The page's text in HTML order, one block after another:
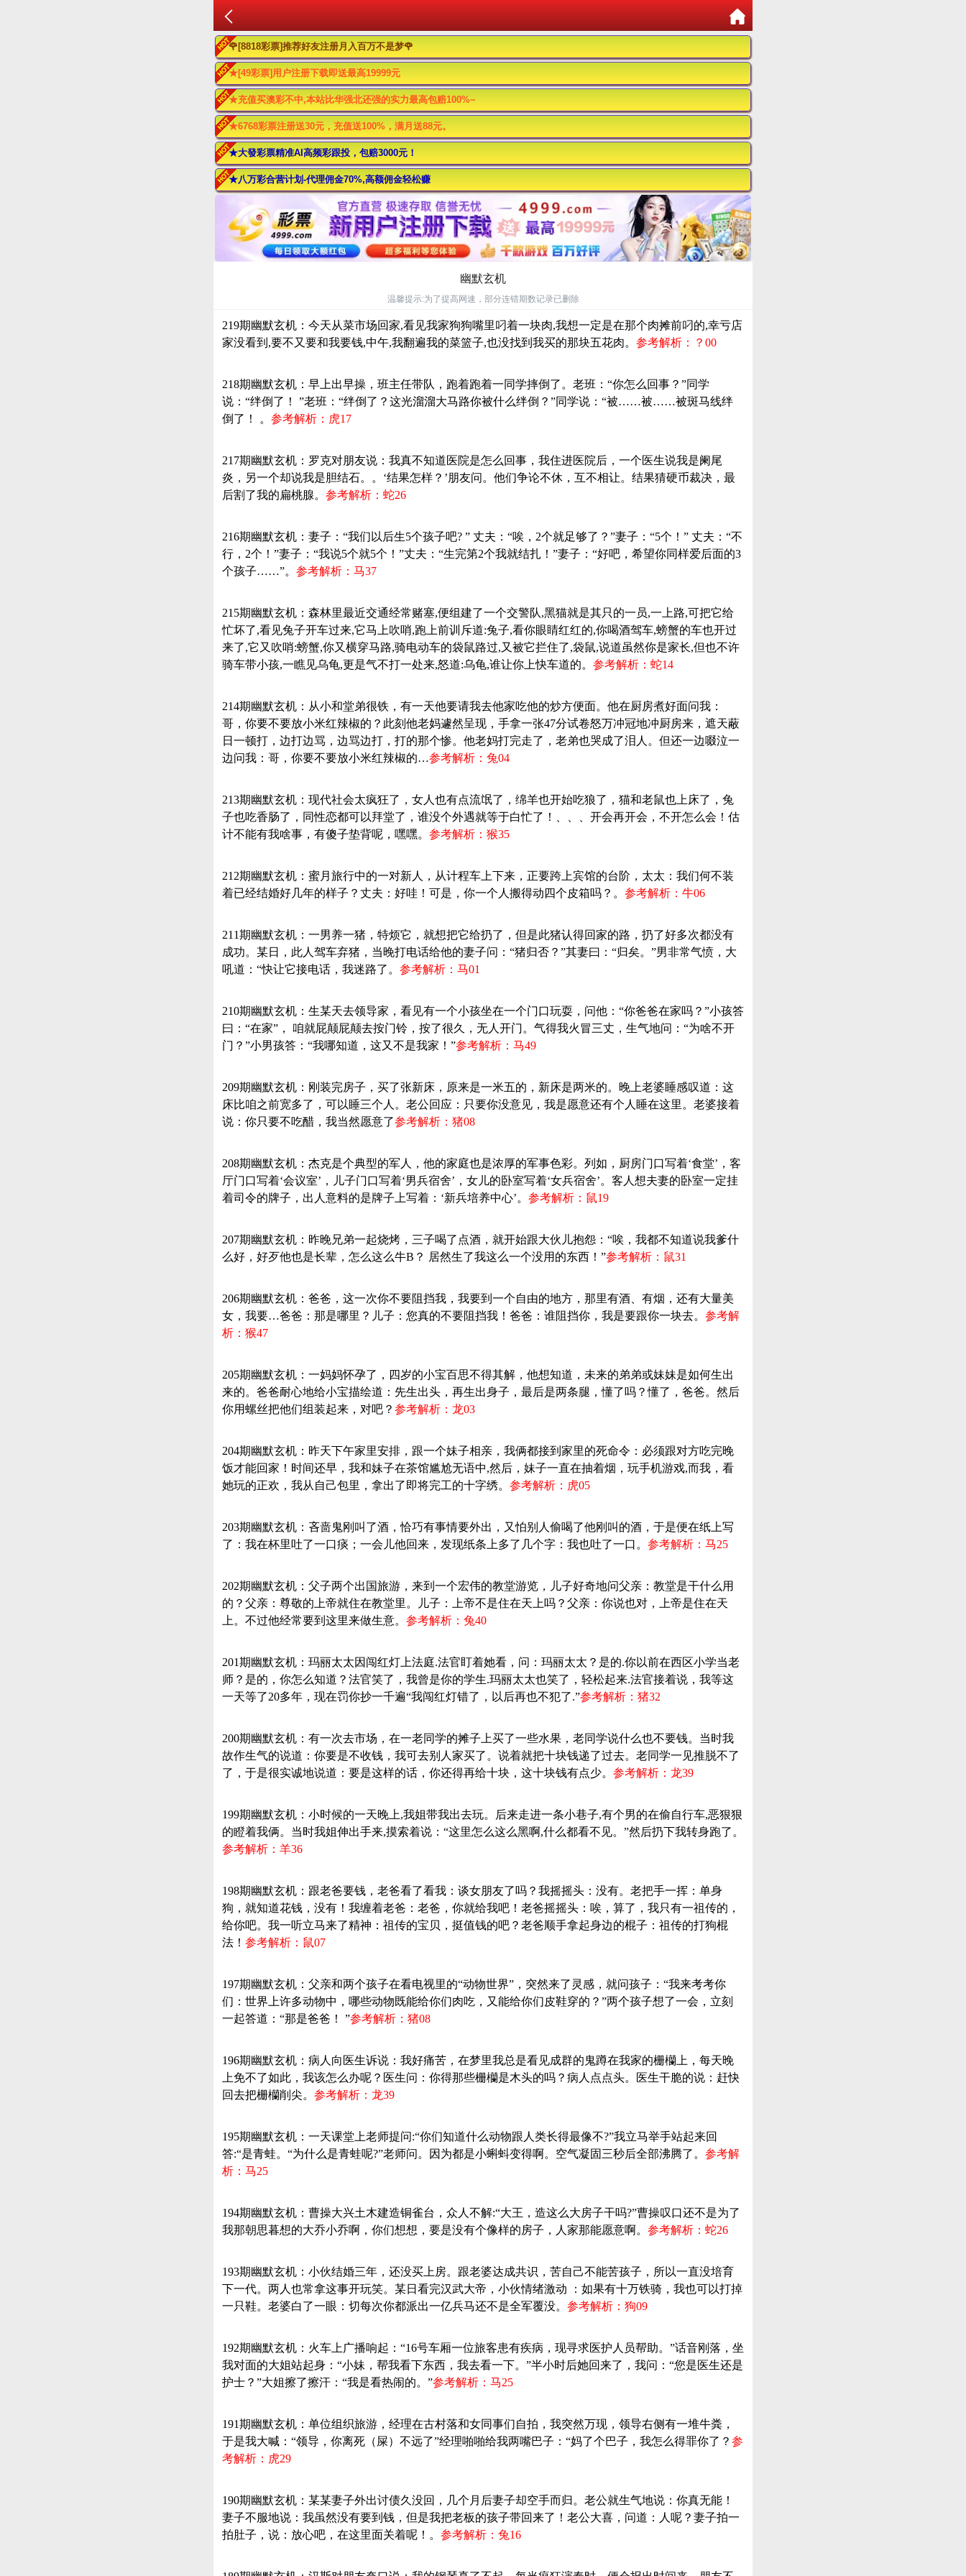
🌹[8818彩票]推荐好友注册月入百万不是梦🌹
★[49彩票]用户注册下载即送最高19999元
★充值买澳彩不中,本站比华强北还强的实力最高包赔100%~
★6768彩票注册送30元，充值送100%，满月送88元。
★大發彩票精准AI高频彩跟投，包赔3000元！
★八万彩合营计划-代理佣金70%,高额佣金轻松赚
幽默玄机
温馨提示:为了提高网速，部分连错期数记录已删除
219期幽默玄机：今天从菜市场回家,看见我家狗狗嘴里叼着一块肉,我想一定是在那个肉摊前叼的,幸亏店
家没看到,要不又要和我要钱,中午,我翻遍我的菜篮子,也没找到我买的那块五花肉。 参考解析：？00
218期幽默玄机：早上出早操，班主任带队，跑着跑着一同学摔倒了。老班：“你怎么回事？”同学
说：“绊倒了！ ”老班：“绊倒了？这光溜溜大马路你被什么绊倒？”同学说：“被……被……被斑马线绊
倒了！ 。 参考解析：虎17
217期幽默玄机：罗克对朋友说：我真不知道医院是怎么回事，我住进医院后，一个医生说我是阑尾
炎，另一个却说我是胆结石。。‘结果怎样？’朋友问。他们争论不休，互不相让。结果猜硬币裁决，最
后割了我的扁桃腺。 参考解析：蛇26
216期幽默玄机：妻子：“我们以后生5个孩子吧? ” 丈夫：“唉，2个就足够了？”妻子：“5个！” 丈夫：“不
行，2个！”妻子：“我说5个就5个！”丈夫：“生完第2个我就结扎！”妻子：“好吧，希望你同样爱后面的3
个孩子……”。 参考解析：马37
215期幽默玄机：森林里最近交通经常赌塞,便组建了一个交警队,黑猫就是其只的一员,一上路,可把它给
忙坏了,看见兔子开车过来,它马上吹哨,跑上前训斥道:兔子,看你眼睛红红的,你喝酒驾车,螃蟹的车也开过
来了,它又吹哨:螃蟹,你又横穿马路,骑电动车的袋鼠路过,又被它拦住了,袋鼠,说道虽然你是家长,但也不许
骑车带小孩,一瞧见乌龟,更是气不打一处来,怒道:乌龟,谁让你上快车道的。 参考解析：蛇14
214期幽默玄机：从小和堂弟很铁，有一天他要请我去他家吃他的炒方便面。他在厨房煮好面问我：
哥，你要不要放小米红辣椒的？此刻他老妈遽然呈现，手拿一张47分试卷怒万冲冠地冲厨房来，遮天蔽
日一顿打，边打边骂，边骂边打，打的那个惨。他老妈打完走了，老弟也哭成了泪人。但还一边啜泣一
边问我：哥，你要不要放小米红辣椒的…参考解析：兔04
213期幽默玄机：现代社会太疯狂了，女人也有点流氓了，绵羊也开始吃狼了，猫和老鼠也上床了，兔
子也吃香肠了，同性恋都可以拜堂了，谁没个外遇就等于白忙了！、、、开会再开会，不开怎么会！估
计不能有我啥事，有傻子垫背呢，嘿嘿。 参考解析：猴35
212期幽默玄机：蜜月旅行中的一对新人，从计程车上下来，正要跨上宾馆的台阶，太太：我们何不装
着已经结婚好几年的样子？丈夫：好哇！可是，你一个人搬得动四个皮箱吗？。 参考解析：牛06
211期幽默玄机：一男养一猪，特烦它，就想把它给扔了，但是此猪认得回家的路，扔了好多次都没有
成功。某日，此人驾车弃猪，当晚打电话给他的妻子问：“猪归否？”其妻曰：“归矣。”男非常气愤，大
吼道：“快让它接电话，我迷路了。 参考解析：马01
210期幽默玄机：生某天去领导家，看见有一个小孩坐在一个门口玩耍，问他：“你爸爸在家吗？”小孩答
曰：“在家”， 咱就屁颠屁颠去按门铃，按了很久，无人开门。气得我火冒三丈，生气地问：“为啥不开
门？”小男孩答：“我哪知道，这又不是我家！”参考解析：马49
209期幽默玄机：刚装完房子，买了张新床，原来是一米五的，新床是两米的。晚上老婆睡感叹道：这
床比咱之前宽多了，可以睡三个人。老公回应：只要你没意见，我是愿意还有个人睡在这里。老婆接着
说：你只要不吃醋，我当然愿意了参考解析：猪08
208期幽默玄机：杰克是个典型的军人，他的家庭也是浓厚的军事色彩。列如，厨房门口写着‘食堂’，客
厅门口写着‘会议室’，儿子门口写着‘男兵宿舍’，女儿的卧室写着‘女兵宿舍’。客人想夫妻的卧室一定挂
着司令的牌子，出人意料的是牌子上写着：‘新兵培养中心’。 参考解析：鼠19
207期幽默玄机：昨晚兄弟一起烧烤，三子喝了点酒，就开始跟大伙儿抱怨：“唉，我都不知道说我爹什
么好，好歹他也是长辈，怎么这么牛B？ 居然生了我这么一个没用的东西！”参考解析：鼠31
206期幽默玄机：爸爸，这一次你不要阻挡我，我要到一个自由的地方，那里有酒、有烟，还有大量美
女，我要…爸爸：那是哪里？儿子：您真的不要阻挡我！爸爸：谁阻挡你，我是要跟你一块去。 参考解
析：猴47
205期幽默玄机：一妈妈怀孕了，四岁的小宝百思不得其解，他想知道，未来的弟弟或妹妹是如何生出
来的。爸爸耐心地给小宝描绘道：先生出头，再生出身子，最后是两条腿，懂了吗？懂了，爸爸。然后
你用螺丝把他们组装起来，对吧？ 参考解析：龙03
204期幽默玄机：昨天下午家里安排，跟一个妹子相亲，我俩都接到家里的死命令：必须跟对方吃完晚
饭才能回家！时间还早，我和妹子在茶馆尴尬无语中,然后，妹子一直在抽着烟，玩手机游戏,而我，看
她玩的正欢，我从自己包里，拿出了即将完工的十字绣。 参考解析：虎05
203期幽默玄机：吝啬鬼刚叫了酒，恰巧有事情要外出，又怕别人偷喝了他刚叫的酒，于是便在纸上写
了：我在杯里吐了一口痰；一会儿他回来，发现纸条上多了几个字：我也吐了一口。 参考解析：马25
202期幽默玄机：父子两个出国旅游，来到一个宏伟的教堂游览，儿子好奇地问父亲：教堂是干什么用
的？父亲：尊敬的上帝就住在教堂里。儿子：上帝不是住在天上吗？父亲：你说也对，上帝是住在天
上。不过他经常要到这里来做生意。 参考解析：兔40
201期幽默玄机：玛丽太太因闯红灯上法庭.法官盯着她看，问：玛丽太太？是的.你以前在西区小学当老
师？是的，你怎么知道？法官笑了，我曾是你的学生.玛丽太太也笑了，轻松起来.法官接着说，我等这
一天等了20多年，现在罚你抄一千遍“我闯红灯错了，以后再也不犯了.”参考解析：猪32
200期幽默玄机：有一次去市场，在一老同学的摊子上买了一些水果，老同学说什么也不要钱。当时我
故作生气的说道：你要是不收钱，我可去别人家买了。说着就把十块钱递了过去。老同学一见推脱不了
了，于是很实诚地说道：要是这样的话，你还得再给十块，这十块钱有点少。 参考解析：龙39
199期幽默玄机：小时候的一天晚上,我姐带我出去玩。后来走进一条小巷子,有个男的在偷自行车,恶狠狠
的瞪着我俩。当时我姐伸出手来,摸索着说：“这里怎么这么黑啊,什么都看不见。”然后扔下我转身跑了。
参考解析：羊36
198期幽默玄机：跟老爸要钱，老爸看了看我：谈女朋友了吗？我摇摇头：没有。老把手一挥：单身
狗，就知道花钱，没有！我缠着老爸：老爸，你就给我吧！老爸摇摇头：唉，算了，我只有一祖传的，
给你吧。我一听立马来了精神：祖传的宝贝，挺值钱的吧？老爸顺手拿起身边的棍子：祖传的打狗棍
法！ 参考解析：鼠07
197期幽默玄机：父亲和两个孩子在看电视里的“动物世界”，突然来了灵感，就问孩子：“我来考考你
们：世界上许多动物中，哪些动物既能给你们肉吃，又能给你们皮鞋穿的？”两个孩子想了一会，立刻
一起答道：“那是爸爸！ ”参考解析：猪08
196期幽默玄机：病人向医生诉说：我好痛苦，在梦里我总是看见成群的鬼蹲在我家的栅欗上，每天晚
上免不了如此，我该怎么办呢？医生问：你得那些栅欗是木头的吗？病人点点头。医生干脆的说：赶快
回去把栅欗削尖。 参考解析：龙39
195期幽默玄机：一天课堂上老师提问:“你们知道什么动物跟人类长得最像不?”我立马举手站起来回
答:“是青蛙。“为什么是青蛙呢?”老师问。因为都是小蝌蚪变得啊。空气凝固三秒后全部沸腾了。 参考解
析：马25
194期幽默玄机：曹操大兴土木建造铜雀台，众人不解:“大王，造这么大房子干吗?”曹操叹口还不是为了
我那朝思暮想的大乔小乔啊，你们想想，要是没有个像样的房子，人家那能愿意啊。 参考解析：蛇26
193期幽默玄机：小伙结婚三年，还没买上房。跟老婆达成共识，苦自己不能苦孩子，所以一直没培育
下一代。两人也常拿这事开玩笑。某日看完汉武大帝，小伙情绪激动 ：如果有十万铁骑，我也可以打掉
一只鞋。老婆白了一眼：切每次你都派出一亿兵马还不是全军覆没。 参考解析：狗09
192期幽默玄机：火车上广播响起：“16号车厢一位旅客患有疾病，现寻求医护人员帮助。”话音刚落，坐
我对面的大姐站起身：“小妹，帮我看下东西，我去看一下。”半小时后她回来了，我问：“您是医生还是
护士？”大姐擦了擦汗：“我是看热闹的。”参考解析：马25
191期幽默玄机：单位组织旅游，经理在古村落和女同事们自拍，我突然万现，领导右侧有一堆牛粪，
于是我大喊：“领导，你离死（屎）不远了”经理啪啪给我两嘴巴子：“妈了个巴子，我怎么得罪你了？ 参
考解析：虎29
190期幽默玄机：某某妻子外出讨债久没回，几个月后妻子却空手而归。老公就生气地说：你真无能！
妻子不服地说：我虽然没有要到钱，但是我把老板的孩子带回来了！老公大喜，问道：人呢？妻子拍一
拍肚子，说：放心吧，在这里面关着呢！。 参考解析：兔16